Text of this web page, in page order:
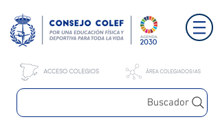
Buscador